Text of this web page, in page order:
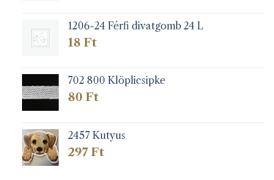
1206-24 Férfi divatgomb 24 L
18 Ft
702 800 Klöplicsipke
80 Ft
2457 Kutyus
297 Ft